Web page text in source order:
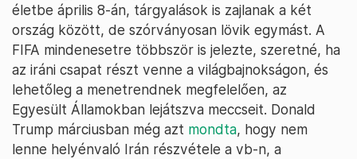
életbe április 8-án, tárgyalások is zajlanak a két
ország között, de szórványosan lövik egymást. A
FIFA mindenesetre többször is jelezte, szeretné, ha
az iráni csapat részt venne a világbajnokságon, és
lehetőleg a menetrendnek megfelelően, az
Egyesült Államokban lejátszva meccseit. Donald
Trump márciusban még azt mondta, hogy nem
lenne helyénvaló Irán részvétele a vb-n, a